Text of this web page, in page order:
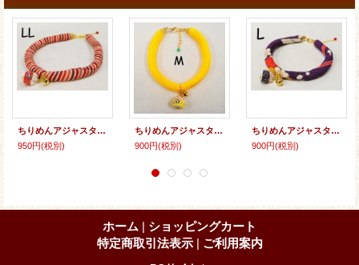
ちりめんアジャスター★招き猫
950円(税別)
ちりめんアジャスター★招き猫
900円(税別)
ちりめんアジャスター★招き猫
900円(税別)
ホーム | ショッピングカート
特定商取引法表示 | ご利用案内